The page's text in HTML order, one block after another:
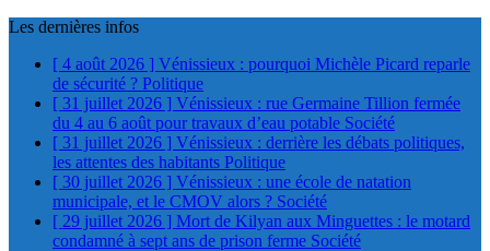
Les dernières infos
[ 4 août 2026 ] Vénissieux : pourquoi Michèle Picard reparle
de sécurité ? Politique
[ 31 juillet 2026 ] Vénissieux : rue Germaine Tillion fermée
du 4 au 6 août pour travaux d’eau potable Société
[ 31 juillet 2026 ] Vénissieux : derrière les débats politiques,
les attentes des habitants Politique
[ 30 juillet 2026 ] Vénissieux : une école de natation
municipale, et le CMOV alors ? Société
[ 29 juillet 2026 ] Mort de Kilyan aux Minguettes : le motard
condamné à sept ans de prison ferme Société